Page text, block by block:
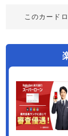
このカード